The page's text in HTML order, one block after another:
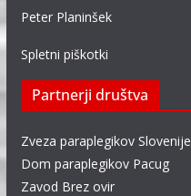
Peter Planinšek
Spletni piškotki
Partnerji društva
Zveza paraplegikov Slovenije
Dom paraplegikov Pacug
Zavod Brez ovir